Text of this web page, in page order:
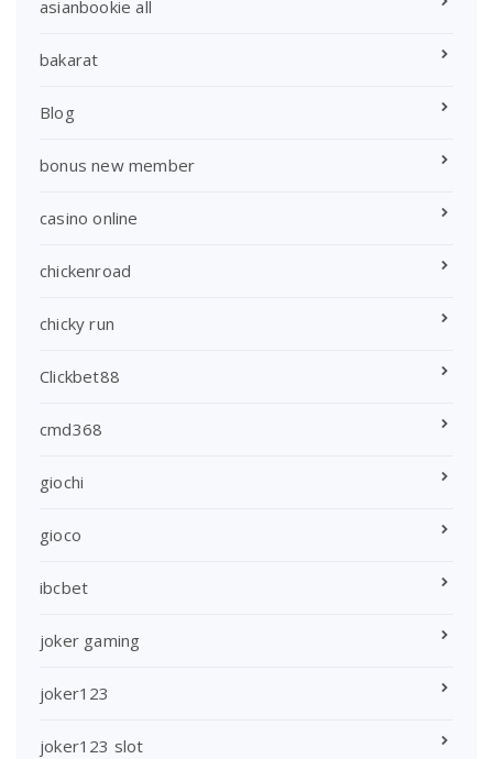
asianbookie all
bakarat
Blog
bonus new member
casino online
chickenroad
chicky run
Clickbet88
cmd368
giochi
gioco
ibcbet
joker gaming
joker123
joker123 slot